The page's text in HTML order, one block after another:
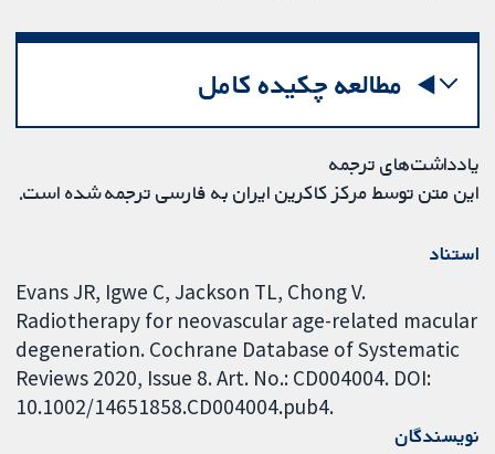
مطالعه چکیده کامل
یادداشت‌های ترجمه
این متن توسط مرکز کاکرین ایران به فارسی ترجمه شده است.
استناد
Evans JR, Igwe C, Jackson TL, Chong V.
Radiotherapy for neovascular age-related macular
degeneration. Cochrane Database of Systematic
Reviews 2020, Issue 8. Art. No.: CD004004. DOI:
10.1002/14651858.CD004004.pub4.
نویسندگان